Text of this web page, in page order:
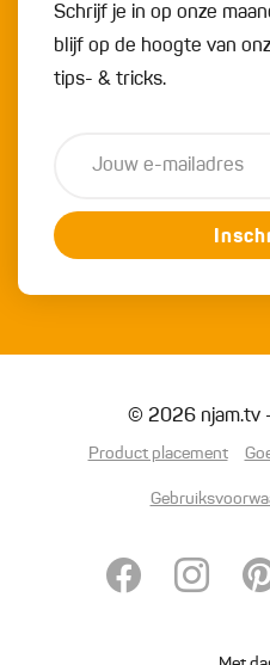
Schrijf je in op onze
blijf op de hoogte van
tips- & tricks.
© 2026 njam.tv
Product placement